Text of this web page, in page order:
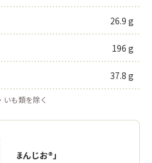
26.9 g
196 g
37.8 g
も類を除く
のほんじお®」